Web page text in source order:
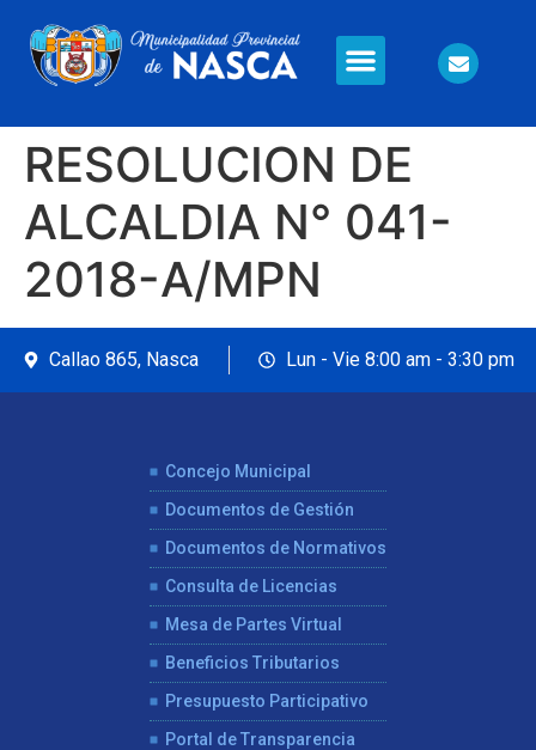
RESOLUCION DE
ALCALDIA N° 041-
2018-A/MPN
Callao 865, Nasca Lun - Vie 8:00 am - 3:30 pm
Concejo Municipal
Documentos de Gestión
Documentos de Normativos
Consulta de Licencias
Mesa de Partes Virtual
Beneficios Tributarios
Presupuesto Participativo
Portal de Transparencia